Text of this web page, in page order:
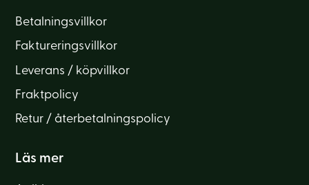
Betalningsvillkor
Faktureringsvillkor
Leverans / köpvillkor
Fraktpolicy
Retur / återbetalningspolicy
Läs mer